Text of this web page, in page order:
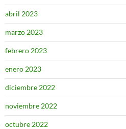
abril 2023
marzo 2023
febrero 2023
enero 2023
diciembre 2022
noviembre 2022
octubre 2022